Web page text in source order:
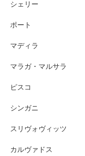
シェリー
ポート
マディラ
マラガ・マルサラ
ピスコ
シンガニ
スリヴォヴィッツ
カルヴァドス